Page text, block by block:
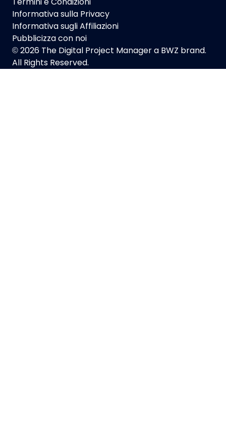
Termini e Condizioni
Informativa sulla Privacy
Informativa sugli Affiliazioni
Pubblicizza con noi
© 2026 The Digital Project Manager a BWZ Opens
brand.
All Rights Reserved.